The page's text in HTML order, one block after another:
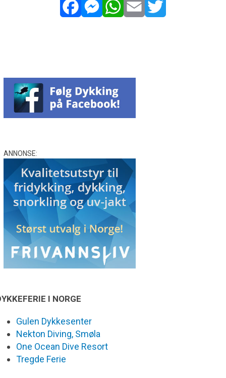
ANNONSE:
I NORGE
Gulen Dykkesenter
Nekton Diving, Smøla
One Ocean Dive Resort
Tregde Ferie